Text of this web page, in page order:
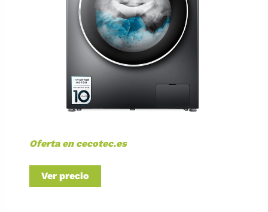
Oferta en cecotec.es
Ver precio